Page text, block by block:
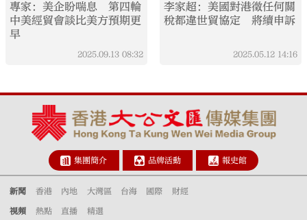
專家：美企盼喘息 第四輪
中美經貿會談比美方預期更
早
2025.09.13 08:32
李家超：美國對港徵任何關
稅都違世貿協定 將續申訴
2025.05.12 14:16
集團簡介 品牌活動 報史館
新聞 香港 內地 大灣區 台海 國際 財經
視頻 熱點 直播 精選